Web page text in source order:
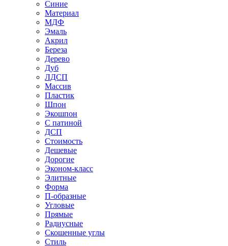
Синие
Материал
МДФ
Эмаль
Акрил
Береза
Дерево
Дуб
ЛДСП
Массив
Пластик
Шпон
Экошпон
С патиной
ДСП
Стоимость
Дешевые
Дорогие
Эконом-класс
Элитные
Форма
П-образные
Угловые
Прямые
Радиусные
Скошенные углы
Стиль